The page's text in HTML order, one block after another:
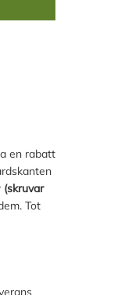
en rabatt
(skruvar
Tot